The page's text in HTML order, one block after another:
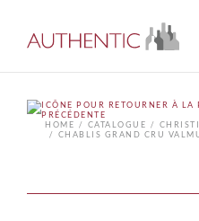
HOME
CATALOGUE
CHABLIS GRAND CRU